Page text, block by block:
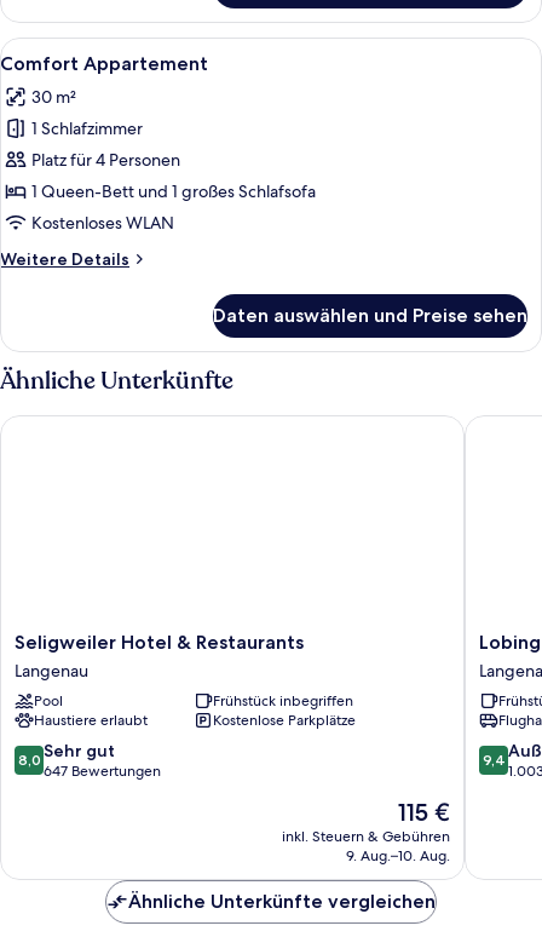
Alle
Fotos
für
Comfort
Appartement
anzeigen
Ein modernes Wohnzimmer mit
6
Comfort Appartement
30 m²
1 Schlafzimmer
Platz für 4 Personen
1 Queen-Bett und 1 großes Schlafsofa
Kostenloses WLAN
Weitere Details
Weitere
Appartement
Daten auswählen und Preise sehen
Ähnliche Unterkünfte
Seligweiler
Hotel
&
Restaurants
Langenau
Seligweiler Hotel & Restaurants
Langenau
Pool
Frühstück inbegriffen
Haustiere erlaubt
Kostenlose Parkplätze
8.0
von
Bewertungen
8,0 Sehr gut
647 Bewertungen
Der
Preis
beträgt
115 €
inkl. Steuern & Gebühren
9. Aug.–10. Aug.
Seligweiler Hotel & Restaurants
Hotel
-
Weisses
Ross
9.4
von
9,4
Ähnliche Unterkünfte vergleichen